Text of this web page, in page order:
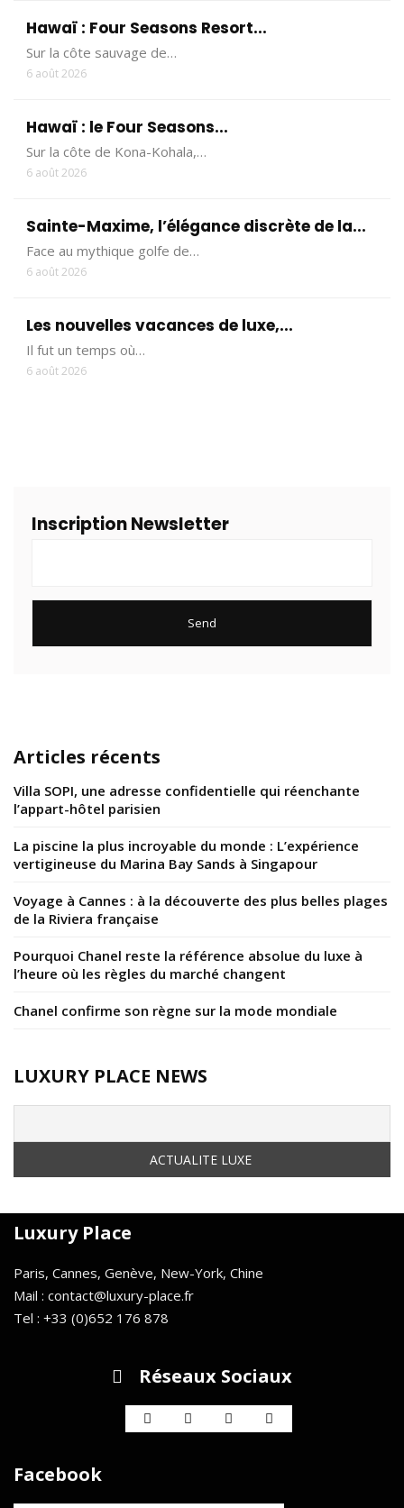
Hawaï : Four Seasons Resort...
Sur la côte sauvage de…
6 août 2026
Hawaï : le Four Seasons...
Sur la côte de Kona-Kohala,…
6 août 2026
Sainte-Maxime, l’élégance discrète de la...
Face au mythique golfe de…
6 août 2026
Les nouvelles vacances de luxe,...
Il fut un temps où…
6 août 2026
Inscription Newsletter
Articles récents
Villa SOPI, une adresse confidentielle qui réenchante
l’appart-hôtel parisien
La piscine la plus incroyable du monde : L’expérience
vertigineuse du Marina Bay Sands à Singapour
Voyage à Cannes : à la découverte des plus belles plages
de la Riviera française
Pourquoi Chanel reste la référence absolue du luxe à
l’heure où les règles du marché changent
Chanel confirme son règne sur la mode mondiale
LUXURY PLACE NEWS
Luxury Place
Paris, Cannes, Genève, New-York, Chine
Mail : contact@luxury-place.fr
Tel : +33 (0)652 176 878
Réseaux Sociaux
Facebook